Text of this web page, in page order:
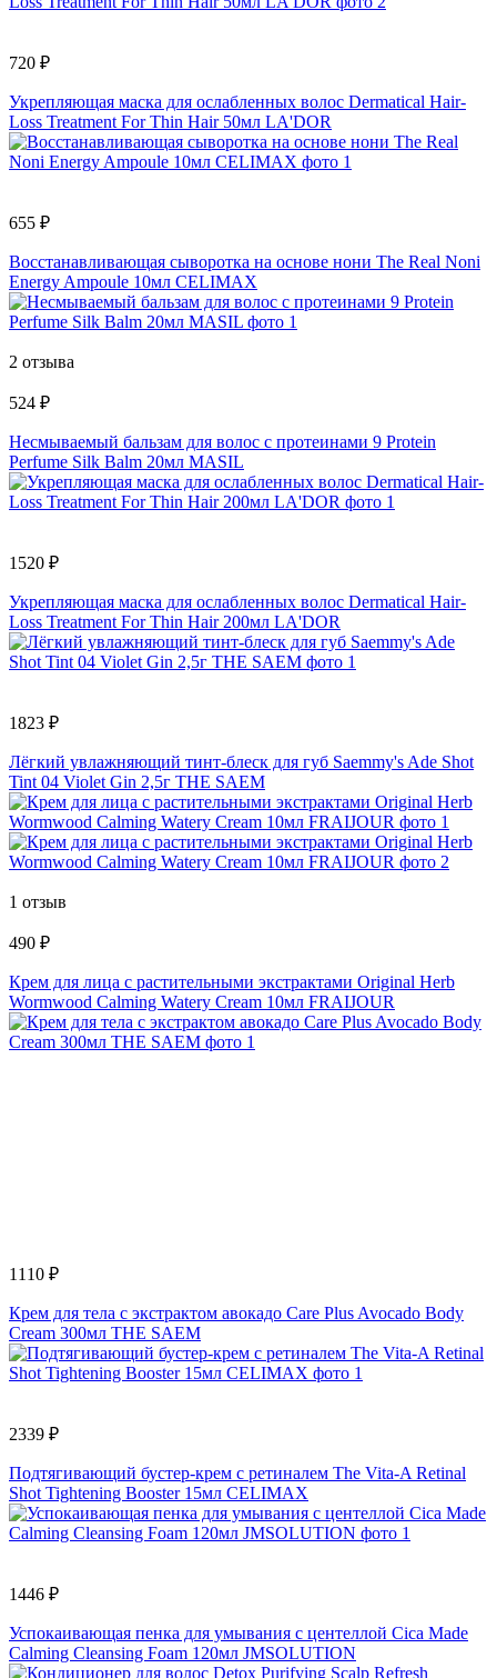
720 ₽
Укрепляющая маска для ослабленных волос Dermatical Hair-
Loss Treatment For Thin Hair 50мл LA'DOR
655 ₽
Восстанавливающая сыворотка на основе нони The Real Noni
Energy Ampoule 10мл CELIMAX
2 отзыва
524 ₽
Несмываемый бальзам для волос с протеинами 9 Protein
Perfume Silk Balm 20мл MASIL
1520 ₽
Укрепляющая маска для ослабленных волос Dermatical Hair-
Loss Treatment For Thin Hair 200мл LA'DOR
1823 ₽
Лёгкий увлажняющий тинт-блеск для губ Saemmy's Ade Shot
Tint 04 Violet Gin 2,5г THE SAEM
1 отзыв
490 ₽
Крем для лица с растительными экстрактами Original Herb
Wormwood Calming Watery Cream 10мл FRAIJOUR
1110 ₽
Крем для тела с экстрактом авокадо Care Plus Avocado Body
Cream 300мл THE SAEM
2339 ₽
Подтягивающий бустер-крем с ретиналем The Vita-A Retinal
Shot Tightening Booster 15мл CELIMAX
1446 ₽
Успокаивающая пенка для умывания с центеллой Cica Made
Calming Cleansing Foam 120мл JMSOLUTION